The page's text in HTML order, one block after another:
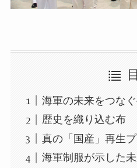
海軍の未来をつな
歴史を織り込む布
真の「国産」再生
海軍制服が示した